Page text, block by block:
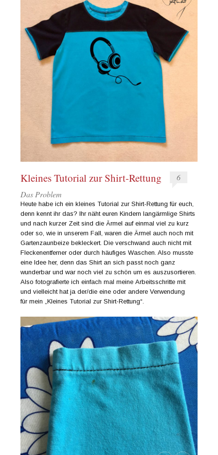
Kleines Tutorial zur Shirt-Rettung
6
Das Problem
Heute habe ich ein kleines Tutorial zur Shirt-Rettung für euch,
denn kennt ihr das? Ihr näht euren Kindern langärmlige Shirts
und nach kurzer Zeit sind die Ärmel auf einmal viel zu kurz
oder so, wie in unserem Fall, waren die Ärmel auch noch mit
Gartenzaunbeize bekleckert. Die verschwand auch nicht mit
Fleckenentferner oder durch häufiges Waschen. Also musste
eine Idee her, denn das Shirt an sich passt noch ganz
wunderbar und war noch viel zu schön um es auszusortieren.
Also fotografierte ich einfach mal meine Arbeitsschritte mit
und vielleicht hat ja der/die eine oder andere Verwendung
für mein „Kleines Tutorial zur Shirt-Rettung“.